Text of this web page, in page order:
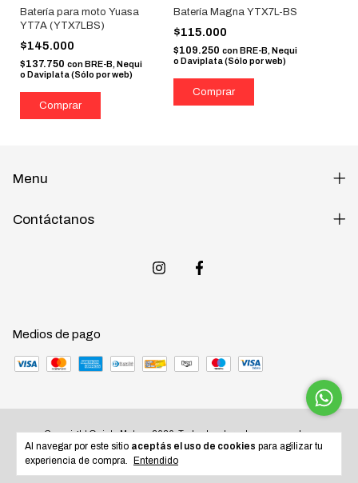
Al navegar por este sitio aceptás el uso de cookies para agilizar tu
experiencia de compra.
Entendido
Batería para moto Yuasa
YT7A (YTX7LBS)
$145.000
$137.750 con BRE-B, Nequi
o Daviplata (Sólo por web)
Batería Magna YTX7L-BS
$115.000
$109.250con BRE-B, Nequi
o Daviplata (Sólo por web)
Menu
Contáctanos
Medios de pago
Copyright Quinta Motos - 2026. Todos los derechos reservados.